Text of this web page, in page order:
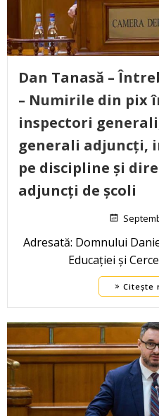
Dan Tanasă –
– Numirile din pix
inspectori
generali adjuncți,
pe discipline și
adjuncți de școli
Adresată: Domnului
Educației și
Citește